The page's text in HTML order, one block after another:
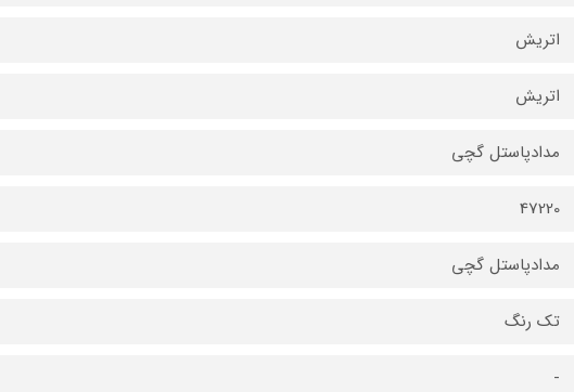
اتریش
اتریش
مدادپاستل گچی
47220
مدادپاستل گچی
تک رنگ
-